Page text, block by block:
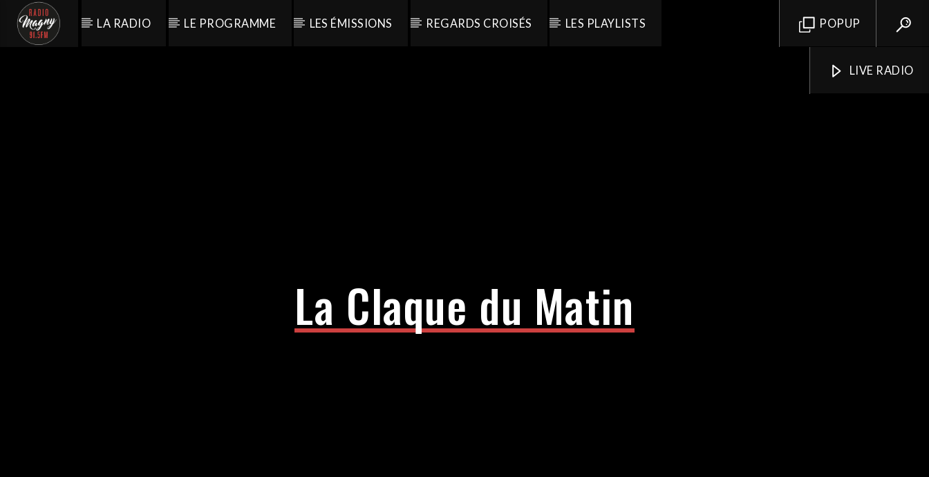
LA RADIO LE PROGRAMME LES ÉMISSIONS REGARDS CROISÉS LES PLAYLISTS POPUP
LIVE RADIO
La Claque du Matin